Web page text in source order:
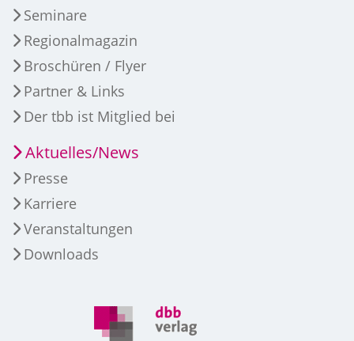
Seminare
Regionalmagazin
Broschüren / Flyer
Partner & Links
Der tbb ist Mitglied bei
Aktuelles/News
Presse
Karriere
Veranstaltungen
Downloads